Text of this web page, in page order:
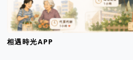
相遇時光APP